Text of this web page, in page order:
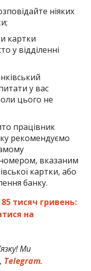
ніяких
картки
у відділенні
у вас
цього не
працівник
рекомендуємо
вказаним
картки, або
банку.
тисяч гривень:
на
Ми
, Telegram.